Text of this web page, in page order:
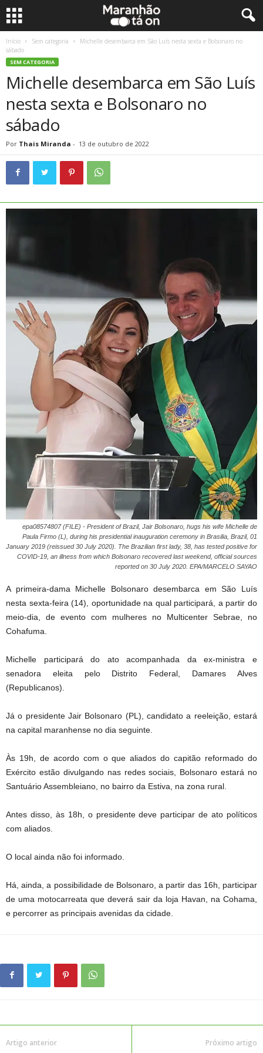
Início Sem categoria
Michelle desembarca em São Luís nesta sexta e Bolsonaro no
sábado
SEM CATEGORIA
Michelle desembarca em São Luís
nesta sexta e Bolsonaro no
sábado
Por Thais Miranda - 13 de outubro de 2022
epa08574807 (FILE) - President of Brazil, Jair Bolsonaro, hugs his wife Michelle de
Paula Firmo (L), during his presidential inauguration ceremony in Brasilia, Brazil, 01
January 2019 (reissued 30 July 2020). The Brazilian first lady, 38, has tested positive for
COVID-19, an illness from which Bolsonaro recovered last weekend, official sources
reported on 30 July 2020. EPA/MARCELO SAYAO
A primeira-dama Michelle Bolsonaro desembarca em São Luís
nesta sexta-feira (14), oportunidade na qual participará, a partir do
meio-dia, de evento com mulheres no Multicenter Sebrae, no
Cohafuma.
Michelle participará do ato acompanhada da ex-ministra e
senadora eleita pelo Distrito Federal, Damares Alves
(Republicanos).
Já o presidente Jair Bolsonaro (PL), candidato a reeleição, estará
na capital maranhense no dia seguinte.
Às 19h, de acordo com o que aliados do capitão reformado do
Exército estão divulgando nas redes sociais, Bolsonaro estará no
Santuário Assembleiano, no bairro da Estiva, na zona rural.
Antes disso, às 18h, o presidente deve participar de ato políticos
com aliados.
O local ainda não foi informado.
Há, ainda, a possibilidade de Bolsonaro, a partir das 16h, participar
de uma motocarreata que deverá sair da loja Havan, na Cohama,
e percorrer as principais avenidas da cidade.
Artigo anterior Próximo artigo